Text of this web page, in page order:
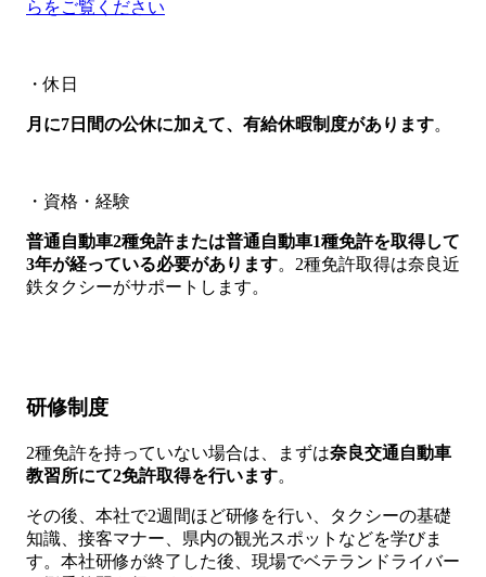
らをご覧ください
・休日
月に7日間の公休に加えて、有給休暇制度があります。
・資格・経験
普通自動車2種免許または普通自動車1種免許を取得して
3年が経っている必要があります。2種免許取得は奈良近
鉄タクシーがサポートします。
研修制度
2種免許を持っていない場合は、まずは奈良交通自動車
教習所にて2免許取得を行います。
その後、本社で2週間ほど研修を行い、タクシーの基礎
知識、接客マナー、県内の観光スポットなどを学びま
す。本社研修が終了した後、現場でベテランドライバー